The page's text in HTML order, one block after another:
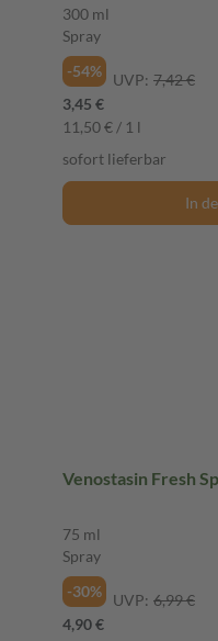
300 ml
Spray
-54%
UVP: 7,42 €
3,45 €
11,50 € / 1 l
sofort lieferbar
In
Venostasin Fresh
75 ml
Spray
-30%
UVP: 6,99 €
4,90 €